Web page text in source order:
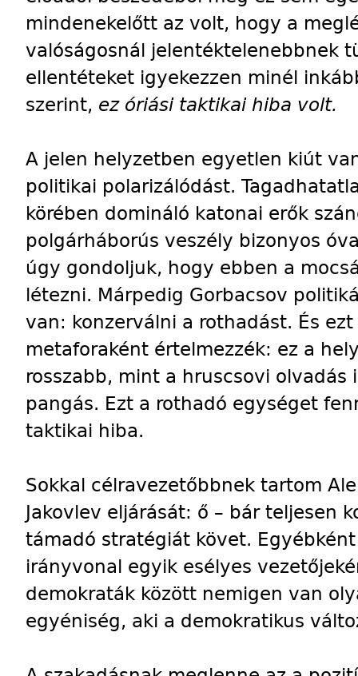
mindenekelőtt az volt, hogy a
valóságosnál jelentéktelenebbnek
ellentéteket igyekezzen minél
szerint, ez óriási taktikai hiba volt.
A jelen helyzetben egyetlen kiút
politikai polarizálódást.
körében domináló katonai erők
polgárháborús veszély bizonyos
úgy gondoljuk, hogy ebben a
létezni. Márpedig Gorbacsov
van: konzerválni a rothadást. És
metaforaként értelmezzék: ez a
rosszabb, mint a hruscsovi
pangás. Ezt a rothadó egységet
taktikai hiba.
Sokkal célravezetőbbnek tartom
Jakovlev eljárását: ő – bár teljesen
támadó stratégiát követ.
irányvonal egyik esélyes
demokraták között nemigen van
egyéniség, aki a demokratikus